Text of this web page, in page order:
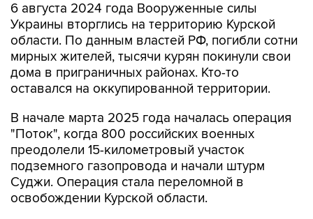
6 августа 2024 года Вооруженные силы
Украины вторглись на территорию Курской
области. По данным властей РФ, погибли сотни
мирных жителей, тысячи курян покинули свои
дома в приграничных районах. Кто-то
оставался на оккупированной территории.
В начале марта 2025 года началась операция
"Поток", когда 800 российских военных
преодолели 15-километровый участок
подземного газопровода и начали штурм
Суджи. Операция стала переломной в
освобождении Курской области.